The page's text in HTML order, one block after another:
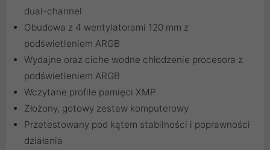
dual-channel
Obudowa z 4 wentylatorami 120 mm z
podświetleniem ARGB
Wydajne oraz ciche wodne chłodzenie procesora z
podświetleniem ARGB
Wczytane profile pamięci XMP
Złożony, gotowy zestaw komputerowy
Przetestowany pod kątem stabilności i poprawności
działania